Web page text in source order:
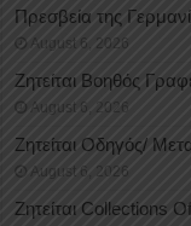
Πρεσβεία της
August 6, 2026
Ζητείται Βοηθός
August 6, 2026
Ζητείται Οδηγός/
August 6, 2026
Ζητείται Collections